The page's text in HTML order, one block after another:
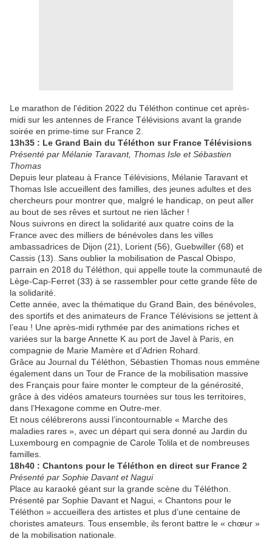
Le marathon de l'édition 2022 du Téléthon continue cet après-
midi sur les antennes de France Télévisions avant la grande
soirée en prime-time sur France 2.
13h35 : Le Grand Bain du Téléthon sur France Télévisions
Présenté par Mélanie Taravant, Thomas Isle et Sébastien
Thomas
Depuis leur plateau à France Télévisions, Mélanie Taravant et
Thomas Isle accueillent des familles, des jeunes adultes et des
chercheurs pour montrer que, malgré le handicap, on peut aller
au bout de ses rêves et surtout ne rien lâcher !
Nous suivrons en direct la solidarité aux quatre coins de la
France avec des milliers de bénévoles dans les villes
ambassadrices de Dijon (21), Lorient (56), Guebwiller (68) et
Cassis (13). Sans oublier la mobilisation de Pascal Obispo,
parrain en 2018 du Téléthon, qui appelle toute la communauté de
Lège-Cap-Ferret (33) à se rassembler pour cette grande fête de
la solidarité.
Cette année, avec la thématique du Grand Bain, des bénévoles,
des sportifs et des animateurs de France Télévisions se jettent à
l’eau ! Une après-midi rythmée par des animations riches et
variées sur la barge Annette K au port de Javel à Paris, en
compagnie de Marie Mamère et d’Adrien Rohard.
Grâce au Journal du Téléthon, Sébastien Thomas nous emmène
également dans un Tour de France de la mobilisation massive
des Français pour faire monter le compteur de la générosité,
grâce à des vidéos amateurs tournées sur tous les territoires,
dans l’Hexagone comme en Outre-mer.
Et nous célébrerons aussi l’incontournable « Marche des
maladies rares », avec un départ qui sera donné au Jardin du
Luxembourg en compagnie de Carole Tolila et de nombreuses
familles.
18h40 : Chantons pour le Téléthon en direct sur France 2
Présenté par Sophie Davant et Nagui
Place au karaoké géant sur la grande scène du Téléthon.
Présenté par Sophie Davant et Nagui, « Chantons pour le
Téléthon » accueillera des artistes et plus d’une centaine de
choristes amateurs. Tous ensemble, ils feront battre le « chœur »
de la mobilisation nationale.